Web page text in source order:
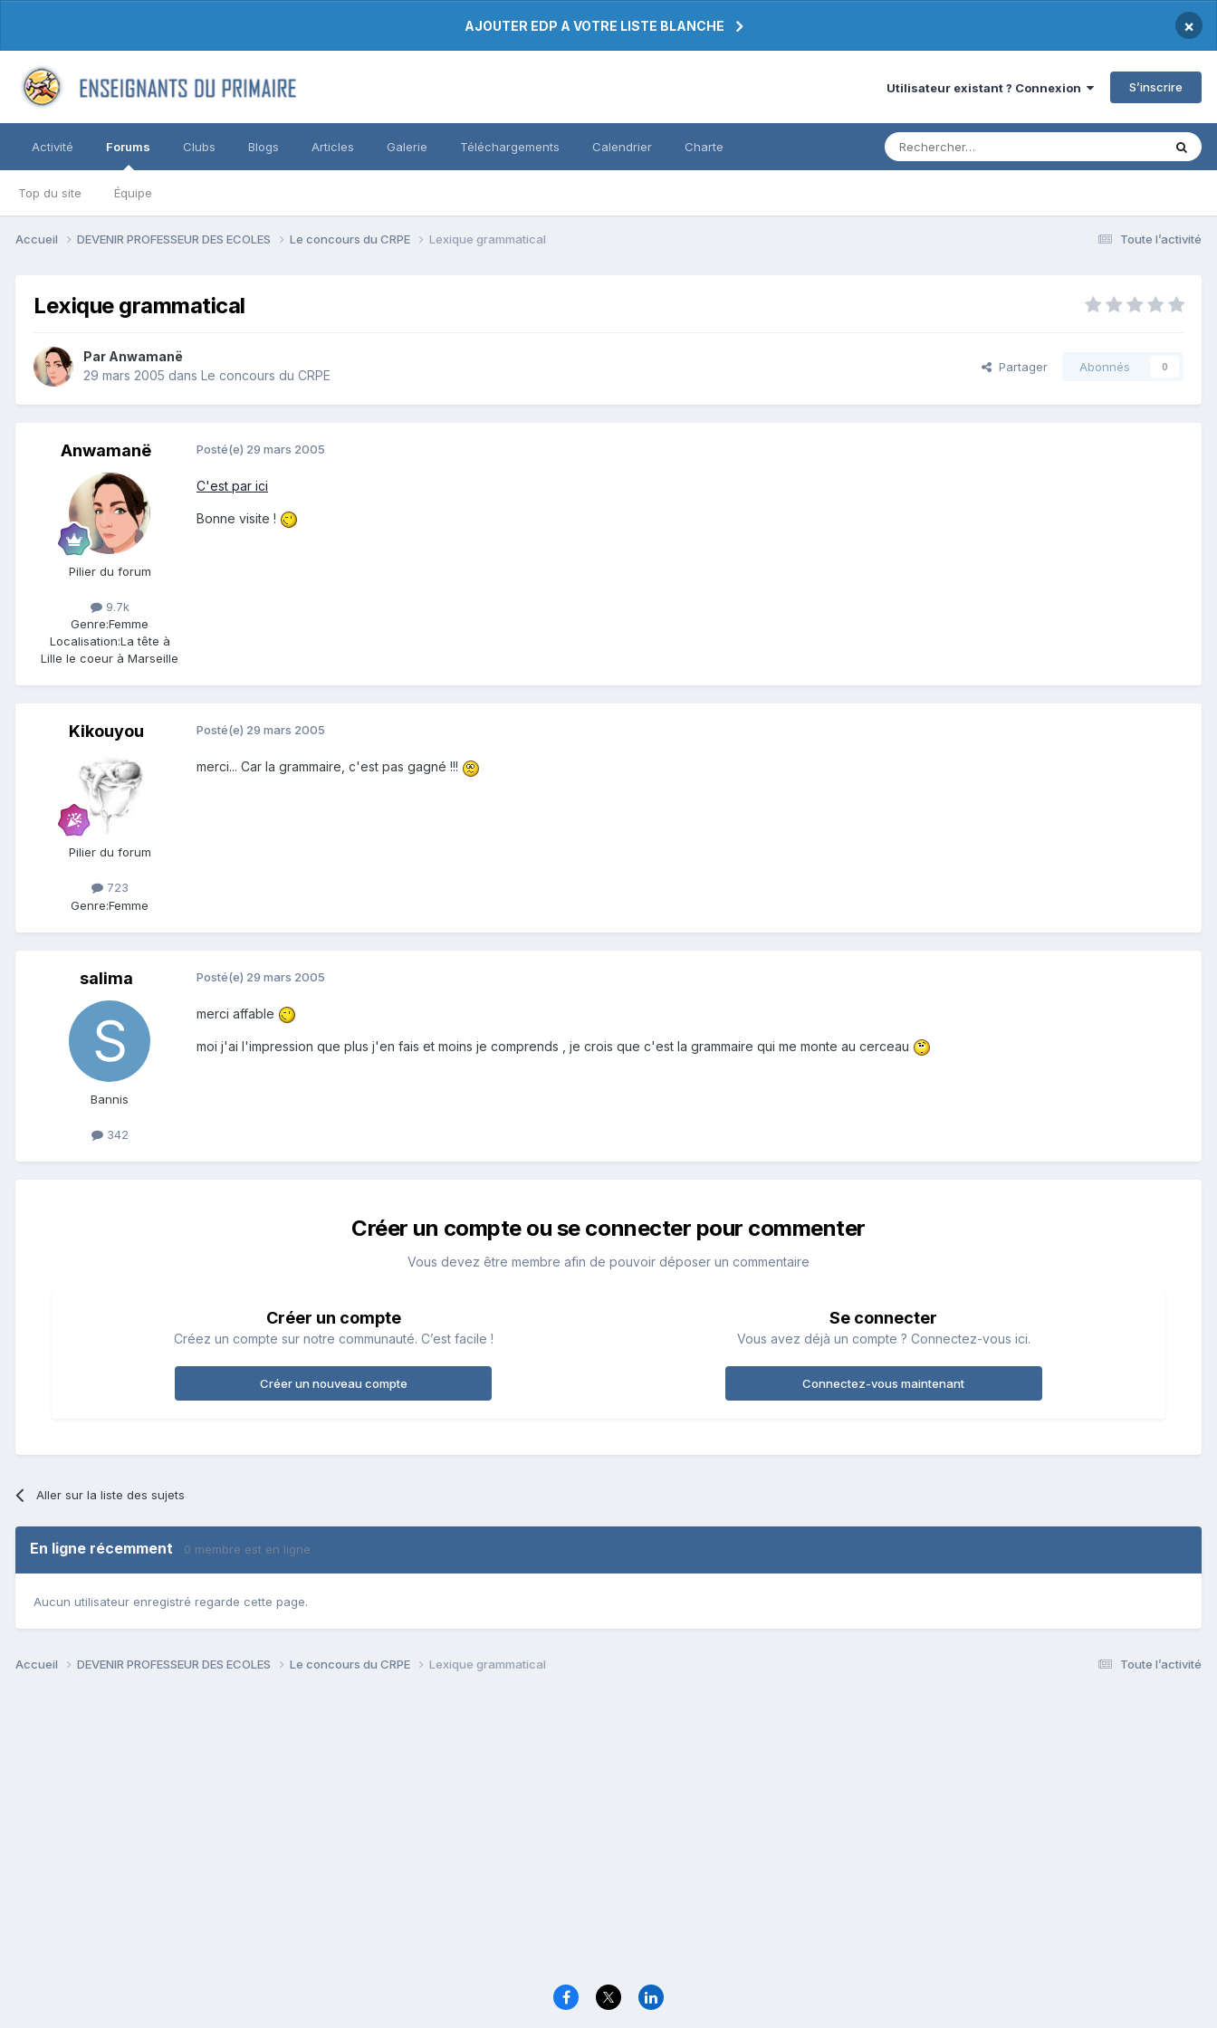
AJOUTER EDP A VOTRE LISTE BLANCHE ×
Utilisateur existant ? Connexion S’inscrire
Activité Forums
Top du site Équipe
Clubs Blogs Articles Galerie Téléchargements Calendrier Charte
Toute l’activité
Accueil DEVENIR PROFESSEUR DES ECOLES Le concours du CRPE Lexique grammatical
Lexique grammatical
Par Anwamanë
29 mars 2005 dans Le concours du CRPE
Partager Abonnés 0
Anwamanë
Pilier du forum
9.7k
Genre:Femme
Localisation:La tête à
Lille le coeur à Marseille
Posté(e) 29 mars 2005
C'est par ici
Bonne visite !
Kikouyou
Pilier du forum
723
Genre:Femme
Posté(e) 29 mars 2005
merci... Car la grammaire, c'est pas gagné !!!
salima
Bannis
342
Posté(e) 29 mars 2005
merci affable
moi j'ai l'impression que plus j'en fais et moins je comprends , je crois que c'est la grammaire qui me monte au cerceau
Créer un compte ou se connecter pour commenter
Vous devez être membre afin de pouvoir déposer un commentaire
Créer un compte
Créez un compte sur notre communauté. C’est facile !
Créer un nouveau compte
Se connecter
Vous avez déjà un compte ? Connectez-vous ici.
Connectez-vous maintenant
Aller sur la liste des sujets
En ligne récemment 0 membre est en ligne
Aucun utilisateur enregistré regarde cette page.
Toute l’activité
Accueil DEVENIR PROFESSEUR DES ECOLES Le concours du CRPE Lexique grammatical